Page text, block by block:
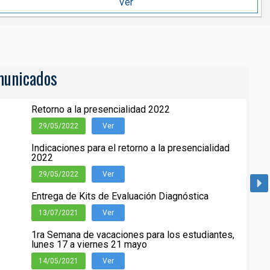
Retorno a la presencialidad 2022
29/05/2022 Ver
Indicaciones para el retorno a la presencialidad
2022
29/05/2022 Ver
Entrega de Kits de Evaluación Diagnóstica
13/07/2021 Ver
1ra Semana de vacaciones para los estudiantes,
lunes 17 a viernes 21 mayo
14/05/2021 Ver